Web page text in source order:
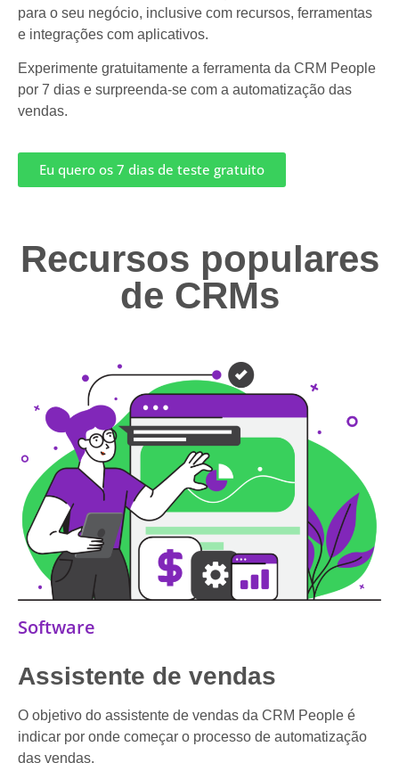
para o seu negócio, inclusive com recursos, ferramentas
e integrações com aplicativos.
Experimente gratuitamente a ferramenta da CRM People
por 7 dias e surpreenda-se com a automatização das
vendas.
Eu quero os 7 dias de teste gratuito
Recursos populares
de CRMs
Software
Assistente de vendas
O objetivo do assistente de vendas da CRM People é
indicar por onde começar o processo de automatização
das vendas.